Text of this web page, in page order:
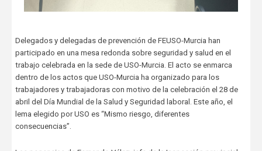
Delegados y delegadas de prevención de FEUSO-Murcia han
participado en una mesa redonda sobre seguridad y salud en el
trabajo celebrada en la sede de USO-Murcia. El acto se enmarca
dentro de los actos que USO-Murcia ha organizado para los
trabajadores y trabajadoras con motivo de la celebración el 28 de
abril del Día Mundial de la Salud y Seguridad laboral. Este año, el
lema elegido por USO es “Mismo riesgo, diferentes
consecuencias”.